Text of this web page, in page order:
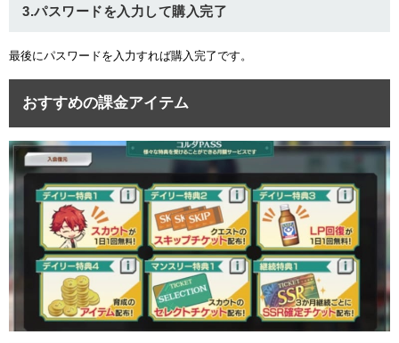
3.パスワードを入力して購入完了
最後にパスワードを入力すれば購入完了です。
おすすめの課金アイテム